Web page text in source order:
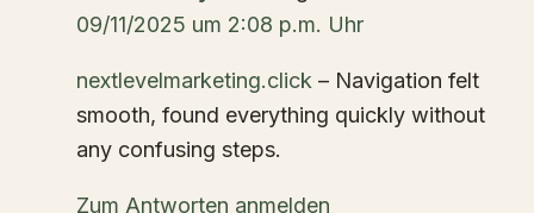
09/11/2025 um 2:08 p.m. Uhr
nextlevelmarketing.click – Navigation felt
smooth, found everything quickly without
any confusing steps.
Zum Antworten anmelden